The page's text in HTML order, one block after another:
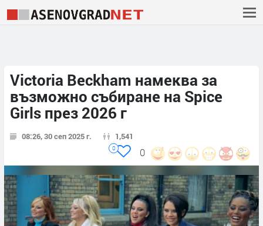
Victoria Beckham намеква за
възможно събиране на Spice
Girls през 2026 г
08:26, 30 сеп 2025 г. 1,541
0
0